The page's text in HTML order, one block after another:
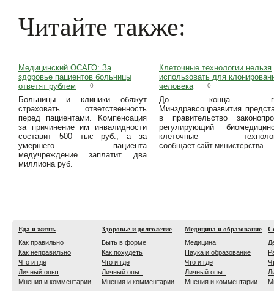
Читайте также:
Медицинский ОСАГО: За
здоровье пациентов больницы
ответят рублем
0
Больницы и клиники обяжут
страховать ответственность
перед пациентами. Компенсация
за причинение им инвалидности
составит 500 тыс руб., а за
умершего пациента
медучреждение заплатит два
миллиона руб.
Клеточные технологии нельзя
использовать для
человека
0
До конца
Минздравсоцразвития
в правительство
регулирующий
клеточные
сообщает сайт министерства.
Еда и жизнь
Как правильно
Как неправильно
Что и где
Личный опыт
Мнения и комментарии
Здоровье и долголетие
Быть в форме
Как похудеть
Что и где
Личный опыт
Мнения и комментарии
Медицина и образование
Медицина
Наука и образование
Что и где
Личный опыт
Мнения и комментарии